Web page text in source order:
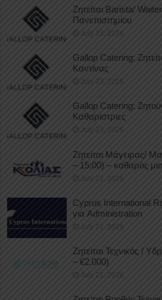
Ζητείται Barista/
Πανεπιστημίου
July 23, 2026
Gallop Catering:
Καντίνας
July 23, 2026
Gallop Catering:
Καθαρίστριες
July 23, 2026
Ζητείται Μάγειρας/
– 15:00) – καθαρός
July 23, 2026
Cyprus International
για Administration
July 21, 2026
Ζητείται Τεχνικός /
– €2.000)
July 21, 2026